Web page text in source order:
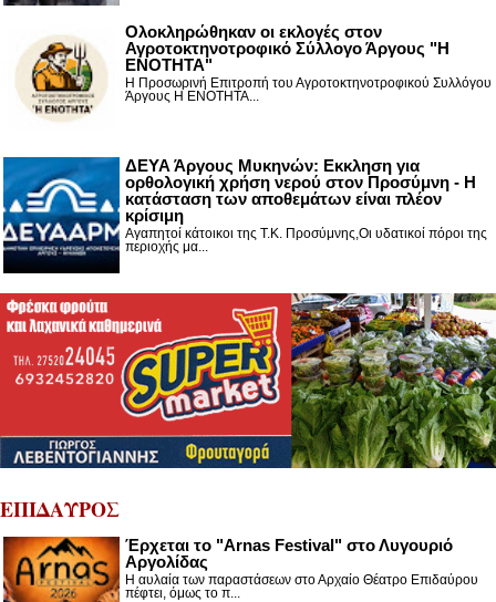
Ολοκληρώθηκαν οι εκλογές στον
Αγροτοκτηνοτροφικό Σύλλογο Άργους "Η
ΕΝΟΤΗΤΑ"
Η Προσωρινή Επιτροπή του Αγροτοκτηνοτροφικού Συλλόγου
Άργους Η ΕΝΟΤΗΤΑ...
ΔΕΥΑ Άργους Μυκηνών: Εκκληση για
ορθολογική χρήση νερού στον Προσύμνη - Η
κατάσταση των αποθεμάτων είναι πλέον
κρίσιμη
Αγαπητοί κάτοικοι της Τ.Κ. Προσύμνης,Οι υδατικοί πόροι της
περιοχής μα...
ΕΠΙΔΑΥΡΟΣ
Έρχεται το "Arnas Festival" στο Λυγουριό
Αργολίδας
Η αυλαία των παραστάσεων στο Αρχαίο Θέατρο Επιδαύρου
πέφτει, όμως το π...